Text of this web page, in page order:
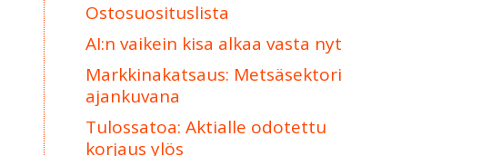
Ostosuosituslista
AI:n vaikein kisa alkaa vasta nyt
Markkinakatsaus: Metsäsektori
ajankuvana
Tulossatoa: Aktialle odotettu
korjaus ylös